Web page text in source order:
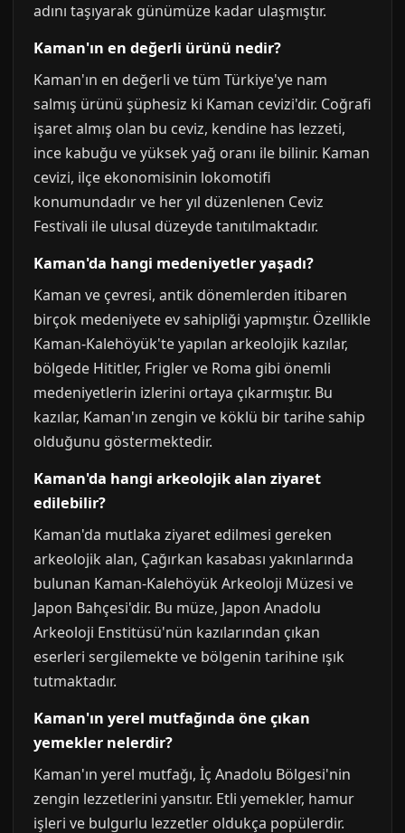
adını taşıyarak günümüze kadar ulaşmıştır.
Kaman'ın en değerli ürünü nedir?
Kaman'ın en değerli ve tüm Türkiye'ye nam
salmış ürünü şüphesiz ki Kaman cevizi'dir. Coğrafi
işaret almış olan bu ceviz, kendine has lezzeti,
ince kabuğu ve yüksek yağ oranı ile bilinir. Kaman
cevizi, ilçe ekonomisinin lokomotifi
konumundadır ve her yıl düzenlenen Ceviz
Festivali ile ulusal düzeyde tanıtılmaktadır.
Kaman'da hangi medeniyetler yaşadı?
Kaman ve çevresi, antik dönemlerden itibaren
birçok medeniyete ev sahipliği yapmıştır. Özellikle
Kaman-Kalehöyük'te yapılan arkeolojik kazılar,
bölgede Hititler, Frigler ve Roma gibi önemli
medeniyetlerin izlerini ortaya çıkarmıştır. Bu
kazılar, Kaman'ın zengin ve köklü bir tarihe sahip
olduğunu göstermektedir.
Kaman'da hangi arkeolojik alan ziyaret
edilebilir?
Kaman'da mutlaka ziyaret edilmesi gereken
arkeolojik alan, Çağırkan kasabası yakınlarında
bulunan Kaman-Kalehöyük Arkeoloji Müzesi ve
Japon Bahçesi'dir. Bu müze, Japon Anadolu
Arkeoloji Enstitüsü'nün kazılarından çıkan
eserleri sergilemekte ve bölgenin tarihine ışık
tutmaktadır.
Kaman'ın yerel mutfağında öne çıkan
yemekler nelerdir?
Kaman'ın yerel mutfağı, İç Anadolu Bölgesi'nin
zengin lezzetlerini yansıtır. Etli yemekler, hamur
işleri ve bulgurlu lezzetler oldukça popülerdir.